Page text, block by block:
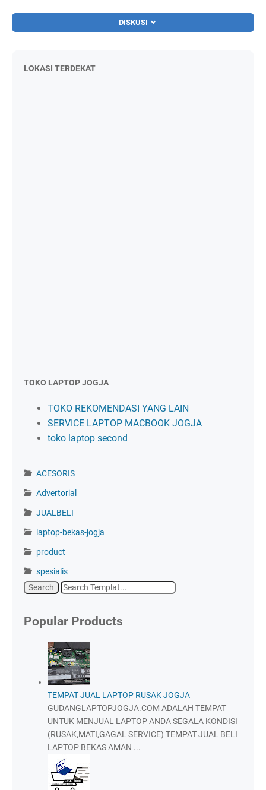
DISKUSI
LOKASI TERDEKAT
TOKO LAPTOP JOGJA
TOKO REKOMENDASI YANG LAIN
SERVICE LAPTOP MACBOOK JOGJA
toko laptop second
ACESORIS
Advertorial
JUALBELI
laptop-bekas-jogja
product
spesialis
Popular Products
TEMPAT JUAL LAPTOP RUSAK JOGJA
GUDANGLAPTOPJOGJA.COM ADALAH TEMPAT
UNTUK MENJUAL LAPTOP ANDA SEGALA KONDISI
(RUSAK,MATI,GAGAL SERVICE) TEMPAT JUAL BELI
LAPTOP BEKAS AMAN ...